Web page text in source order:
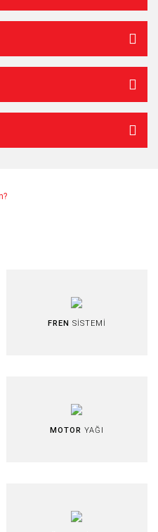
FREN SİSTEMİ
MOTOR YAĞI